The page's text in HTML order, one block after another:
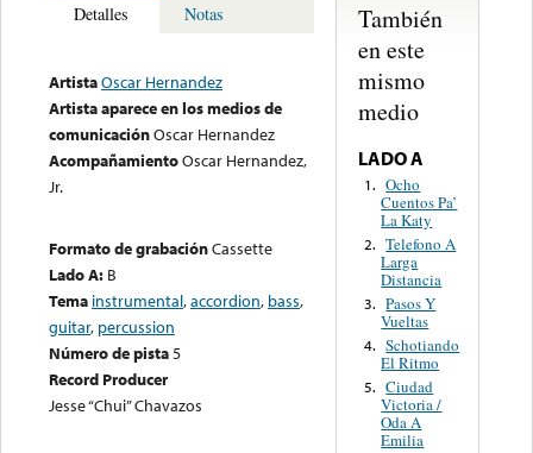
Detalles Notas
ArtistaOscar Hernandez
Artista aparece en los medios de
comunicaciónOscar Hernandez
AcompañamientoOscar Hernandez,
Jr.
Formato de grabaciónCassette
Lado A: B
Tema instrumental,accordion, bass,
guitar, percussion
Número de pista5
Record Producer
Jesse “Chui” Chavazos
También
en este
mismo
medio
LADO A
1. Ocho
Cuentos Pa’
La Katy
2. Telefono A
Larga
Distancia
3. Pasos Y
Vueltas
4. Schotiando
El Ritmo
5. Ciudad
Victoria /
Oda A
Emilia